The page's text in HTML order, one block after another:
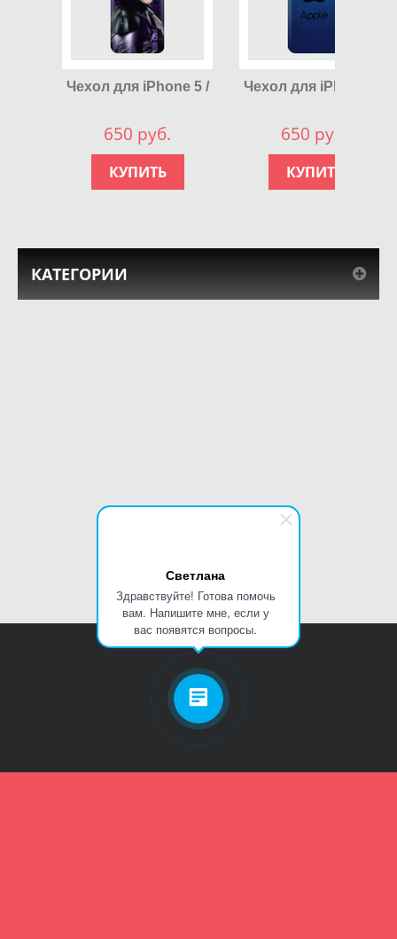
Светлана
Здравствуйте! Готова помочь
вам. Напишите мне, если у
вас появятся вопросы.
Чехол для iPhone 5 /
650 руб.
КУПИТЬ
Чехол для iPhone 5 /
650 руб.
КУПИТЬ
КАТЕГОРИИ